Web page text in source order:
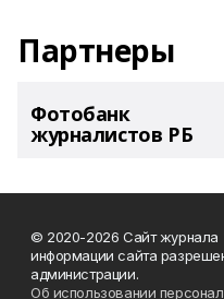
Партнеры
Фотобанк
журналистов РБ
© 2020-2026 Сайт журнала
информации сайта
администрации.
Об использовании